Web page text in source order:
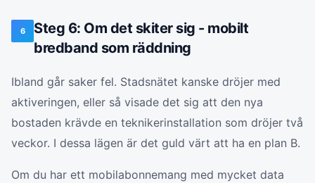
6
Steg 6: Om det skiter sig - mobilt
bredband som räddning
Ibland går saker fel. Stadsnätet kanske dröjer med
aktiveringen, eller så visade det sig att den nya
bostaden krävde en teknikerinstallation som dröjer två
veckor. I dessa lägen är det guld värt att ha en plan B.
Om du har ett mobilabonnemang med mycket data